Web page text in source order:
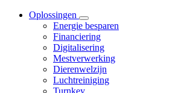
Oplossingen
Energie besparen
Financiering
Digitalisering
Mestverwerking
Dierenwelzijn
Luchtreiniging
Turnkey